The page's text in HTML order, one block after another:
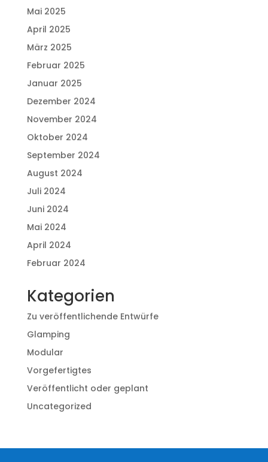
Mai 2025
April 2025
März 2025
Februar 2025
Januar 2025
Dezember 2024
November 2024
Oktober 2024
September 2024
August 2024
Juli 2024
Juni 2024
Mai 2024
April 2024
Februar 2024
Kategorien
Zu veröffentlichende Entwürfe
Glamping
Modular
Vorgefertigtes
Veröffentlicht oder geplant
Uncategorized